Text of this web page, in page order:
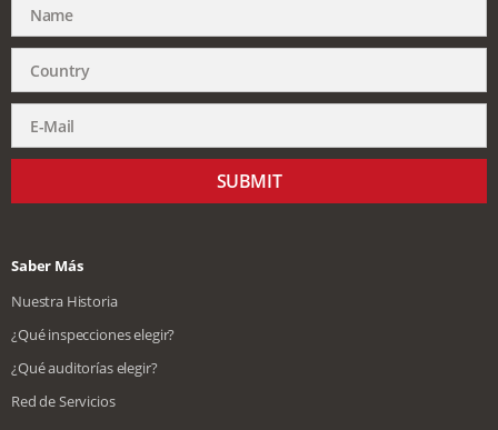
SUBMIT
Saber Más
Nuestra Historia
¿Qué inspecciones elegir?
¿Qué auditorías elegir?
Red de Servicios